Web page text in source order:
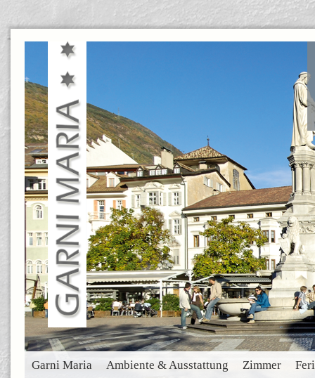
Garni Maria Ambiente & Ausstattung Zimmer